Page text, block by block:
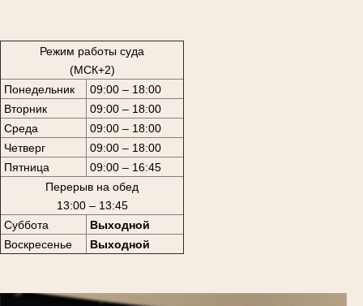
Режим работы суда
(МСК+2)
Понедельник
09:00 – 18:00
Вторник
09:00 – 18:00
Среда
09:00 – 18:00
Четверг
09:00 – 18:00
Пятница
09:00 – 16:45
Перерыв на обед
13:00 – 13:45
Суббота
Выходной
Воскресенье
Выходной